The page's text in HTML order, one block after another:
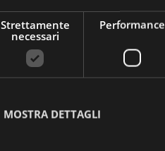
Strettamente
necessari
Performance
MOSTRA DETTAGLI